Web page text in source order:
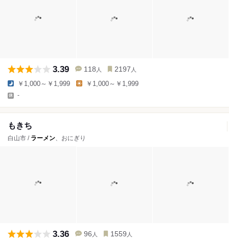
3.39 118 人 2197 人
￥1,000～￥1,999 ￥1,000～￥1,999
-
もきち
白山市 / ラーメン、おにぎり
3.36 96 人 1559 人